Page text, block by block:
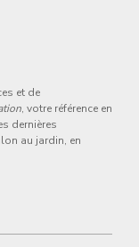
et de
, votre référence en
dernières
au jardin, en